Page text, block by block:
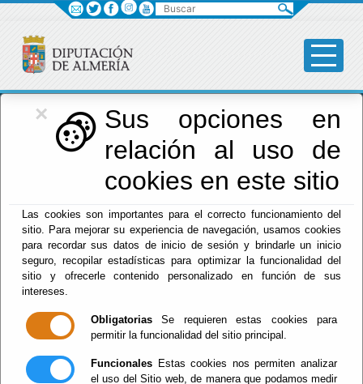
×
Sus opciones en
relación al uso de
cookies en este sitio
Las cookies son importantes para el correcto funcionamiento del
sitio. Para mejorar su experiencia de navegación, usamos cookies
para recordar sus datos de inicio de sesión y brindarle un inicio
seguro, recopilar estadísticas para optimizar la funcionalidad del
sitio y ofrecerle contenido personalizado en función de sus
intereses.
Obligatorias Se requieren estas cookies para
permitir la funcionalidad del sitio principal.
Funcionales Estas cookies nos permiten analizar
el uso del Sitio web, de manera que podamos medir
Diputación
Menú Diputación
INFRACCIONES
CANAL DE
INFORMACIÓN DE
INFRACCIONES
Buscar